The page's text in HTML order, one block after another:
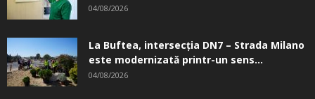
04/08/2026
La Buftea, intersecţia DN7 – Strada Milano
este modernizată printr-un sens...
04/08/2026